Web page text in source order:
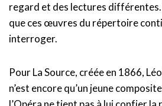
regard et des lectures
que ces œuvres du répertoire
interroger.
Pour La Source, créée en 1866,
n’est encore qu’un jeune